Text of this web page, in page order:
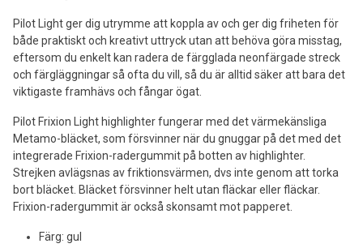
Pilot Light ger dig utrymme att koppla av och ger dig friheten för
både praktiskt och kreativt uttryck utan att behöva göra misstag,
eftersom du enkelt kan radera de färgglada neonfärgade streck
och färgläggningar så ofta du vill, så du är alltid säker att bara det
viktigaste framhävs och fångar ögat.
Pilot Frixion Light highlighter fungerar med det värmekänsliga
Metamo-bläcket, som försvinner när du gnuggar på det med det
integrerade Frixion-radergummit på botten av highlighter.
Strejken avlägsnas av friktionsvärmen, dvs inte genom att torka
bort bläcket. Bläcket försvinner helt utan fläckar eller fläckar.
Frixion-radergummit är också skonsamt mot papperet.
Färg: gul